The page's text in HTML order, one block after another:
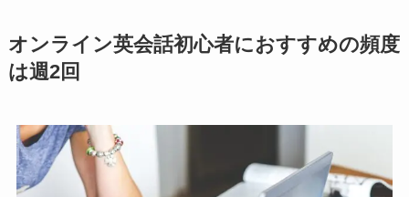
オンライン英会話初心者におすすめの頻度
は週2回